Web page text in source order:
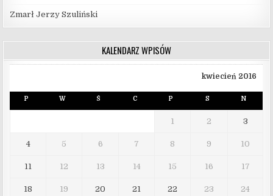
Zmarł Jerzy Szuliński
KALENDARZ WPISÓW
kwiecień 2016
P W Ś C P S N
1 2 3
4 5 6 7 8 9 10
11 12 13 14 15 16 17
18 19 20 21 22 23 24